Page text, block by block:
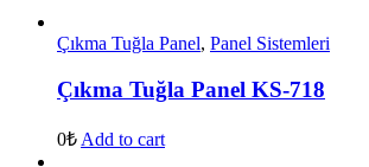
Çıkma Tuğla Panel, Panel Sistemleri
Çıkma Tuğla Panel KS-718
0₺ Add to cart